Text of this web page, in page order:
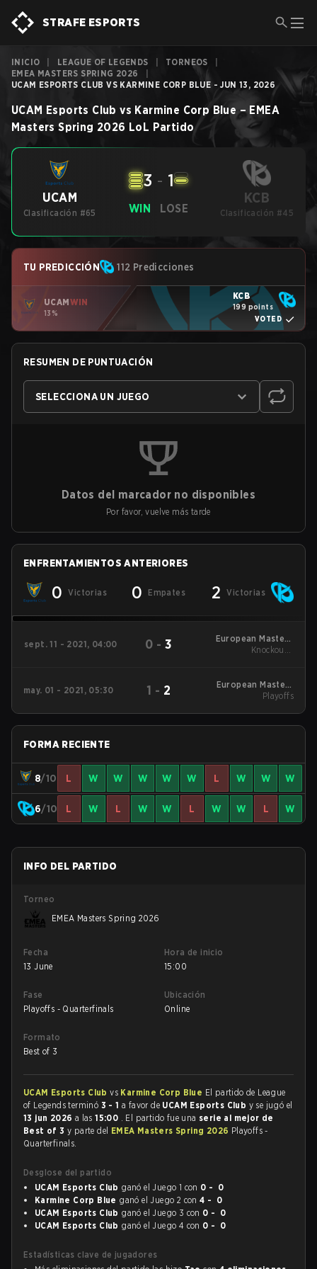
STRAFE ESPORTS
INICIO LEAGUE OF LEGENDS TORNEOS
EMEA MASTERS SPRING 2026
UCAM ESPORTS CLUB VS KARMINE CORP BLUE - JUN 13, 2026
UCAM Esports Club vs Karmine Corp Blue – EMEA
Masters Spring 2026 LoL Partido
UCAM
Clasificación #65 WIN
3 - 1
LOSE
KCB
Clasificación #45
TU PREDICCIÓN 112 Predicciones
UCAMWIN
13%
KCB
199 points
VOTED
RESUMEN DE PUNTUACIÓN
SELECCIONA UN JUEGO
Datos del marcador no disponibles
Por favor, vuelve más tarde
ENFRENTAMIENTOS ANTERIORES
0 Victorias 0 Empates 2 Victorias
sept. 11 - 2021, 04:00 0 - 3
European Masters
Summer 2021 Main
Knockout -
may. 01 - 2021, 05:30 1 - 2
European Masters
Spring 2021 Playoffs
Playoffs
FORMA RECIENTE
8/10 L W W W W W L W W W
6/10 L W L W W L W W L W
INFO DEL PARTIDO
Torneo
EMEA Masters Spring 2026
Fecha
13 June
Hora de inicio
15:00
Fase
Playoffs - Quarterfinals
Ubicación
Online
Formato
Best of 3
UCAM Esports Clubvs Karmine Corp Blue El partido de League
of Legends terminó 3 - 1 a favor de UCAM Esports Club y se jugó el
13 jun 2026 a las15:00 . El partido fue una serie al mejor de
Best of 3y parte del EMEA Masters Spring 2026 Playoffs -
Quarterfinals.
Desglose del partido
UCAM Esports Club ganó el Juego 1 con 0 - 0
Karmine Corp Blue ganó el Juego 2 con4 - 0
UCAM Esports Club ganó el Juego 3 con 0 - 0
UCAM Esports Club ganó el Juego 4 con 0 - 0
Estadísticas clave de jugadores